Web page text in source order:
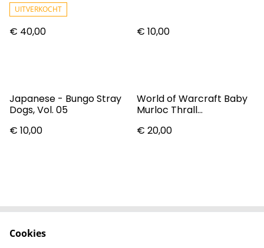
UITVERKOCHT
€ 40,00 € 10,00
Japanese - Bungo Stray
Dogs, Vol. 05
€ 10,00
World of Warcraft Baby
Murloc Thrall
€ 20,00
Cookies